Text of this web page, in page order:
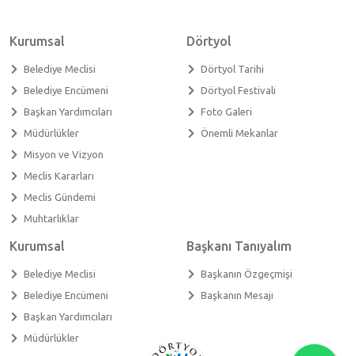
Kurumsal
Belediye Meclisi
Belediye Encümeni
Başkan Yardımcıları
Müdürlükler
Misyon ve Vizyon
Meclis Kararları
Meclis Gündemi
Muhtarlıklar
Dörtyol
Dörtyol Tarihi
Dörtyol Festivali
Foto Galeri
Önemli Mekanlar
Kurumsal
Belediye Meclisi
Belediye Encümeni
Başkan Yardımcıları
Müdürlükler
Başkanı Tanıyalım
Başkanın Özgeçmişi
Başkanın Mesajı